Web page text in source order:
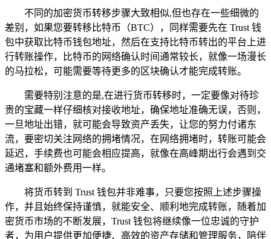
不同的加密货币转移步骤大致相似,但也存在一些细微的
差别，如果您要转移比特币（BTC），同样需要先在 Trust 钱
包中获取比特币钱包地址，然后在支持比特币转出的平台上进
行转账操作，比特币的网络确认时间通常较长，就像一场漫长
的马拉松，可能需要等待更多的区块确认才能完成转账。
需要特别注意的是,在进行货币转移时，一定要像对待珍
贵的宝藏一样仔细核对接收地址，确保地址准确无误，否则，
一旦地址出错，就可能会导致资产丢失，让您的努力付诸东
流，要密切关注网络的拥堵情况，在网络拥堵时，转账可能会
延迟，手续费也可能会相应提高，就像在高峰期出行会遇到交
通堵塞和额外费用一样。
将货币转到 Trust 钱包并非难事，只要您按照上述步骤操
作，并且始终保持谨慎，就能安全、顺利地完成转账，随着加
密货币市场的不断发展，Trust 钱包将继续像一位忠诚的守护
者，为用户提供更加便捷、高效的资产存储和管理服务，陪伴